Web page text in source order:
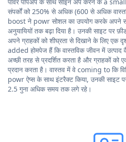
संपर्कों को 250% से अधिक (600 से अधिक
boost ने powr सोशल का उपयोग करके अपने
अनुयायियों तक बढ़ा दिया है। उनकी साइट पर
अपने ग्राहकों को शीघ्रता से दिखाने के लिए एक
added होमपेज हैं कि वास्तविक जीवन में
अच्छी तरह से प्रदर्शित करता है और ग्राहकों
प्रदान करता है। वास्तव में वे coming to कि
powr ऐप्स के साथ इंटरैक्ट किया, उनकी साइट
2.5 गुना अधिक समय तक लगे रहे।